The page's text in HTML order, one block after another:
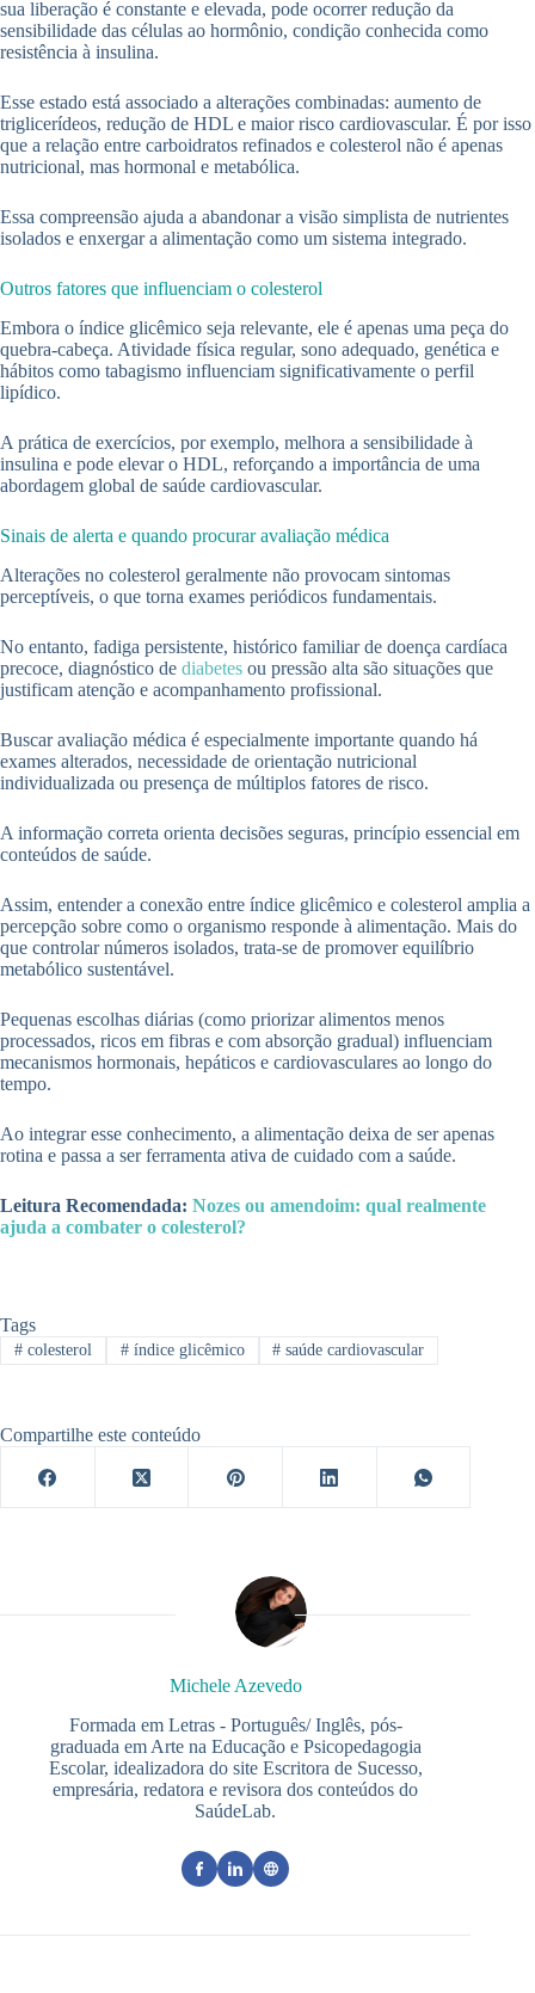
sua liberação é constante e elevada, pode ocorrer redução da
sensibilidade das células ao hormônio, condição conhecida como
resistência à insulina.
Esse estado está associado a alterações combinadas: aumento de
triglicerídeos, redução de HDL e maior risco cardiovascular. É por isso
que a relação entre carboidratos refinados e colesterol não é apenas
nutricional, mas hormonal e metabólica.
Essa compreensão ajuda a abandonar a visão simplista de nutrientes
isolados e enxergar a alimentação como um sistema integrado.
Outros fatores que influenciam o colesterol
Embora o índice glicêmico seja relevante, ele é apenas uma peça do
quebra-cabeça. Atividade física regular, sono adequado, genética e
hábitos como tabagismo influenciam significativamente o perfil
lipídico.
A prática de exercícios, por exemplo, melhora a sensibilidade à
insulina e pode elevar o HDL, reforçando a importância de uma
abordagem global de saúde cardiovascular.
Sinais de alerta e quando procurar avaliação médica
Alterações no colesterol geralmente não provocam sintomas
perceptíveis, o que torna exames periódicos fundamentais.
No entanto, fadiga persistente, histórico familiar de doença cardíaca
precoce, diagnóstico de diabetes ou pressão alta são situações que
justificam atenção e acompanhamento profissional.
Buscar avaliação médica é especialmente importante quando há
exames alterados, necessidade de orientação nutricional
individualizada ou presença de múltiplos fatores de risco.
A informação correta orienta decisões seguras, princípio essencial em
conteúdos de saúde.
Assim, entender a conexão entre índice glicêmico e colesterol amplia a
percepção sobre como o organismo responde à alimentação. Mais do
que controlar números isolados, trata-se de promover equilíbrio
metabólico sustentável.
Pequenas escolhas diárias (como priorizar alimentos menos
processados, ricos em fibras e com absorção gradual) influenciam
mecanismos hormonais, hepáticos e cardiovasculares ao longo do
tempo.
Ao integrar esse conhecimento, a alimentação deixa de ser apenas
rotina e passa a ser ferramenta ativa de cuidado com a saúde.
Leitura Recomendada: Nozes ou amendoim: qual realmente
ajuda a combater o colesterol?
Tags
#colesterol #índice glicêmico # saúde cardiovascular
Compartilhe este conteúdo
Michele Azevedo
Formada em Letras - Português/ Inglês, pós-
graduada em Arte na Educação e Psicopedagogia
Escolar, idealizadora do site Escritora de Sucesso,
empresária, redatora e revisora dos conteúdos do
SaúdeLab.